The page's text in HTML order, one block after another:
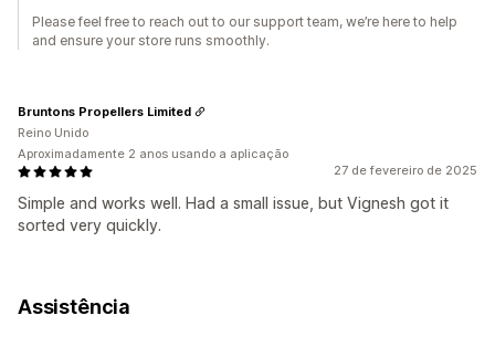
Please feel free to reach out to our support team, we’re here to help
and ensure your store runs smoothly.
27 de fevereiro de 2025
Simple and works well. Had a small issue, but Vignesh got it
sorted very quickly.
Bruntons Propellers Limited
Reino Unido
Aproximadamente 2 anos usando a aplicação
Assistência